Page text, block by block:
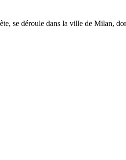
se déroule dans la ville de Milan,